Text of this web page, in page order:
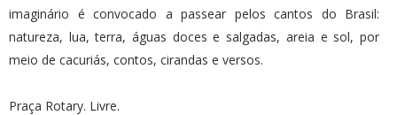
imaginário é convocado a passear pelos cantos do Brasil:
natureza, lua, terra, águas doces e salgadas, areia e sol, por
meio de cacuriás, contos, cirandas e versos.
Praça Rotary. Livre.